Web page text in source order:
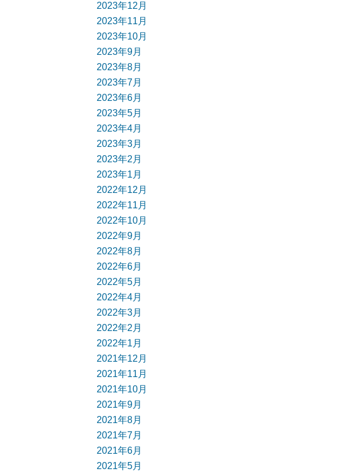
2023年12月
2023年11月
2023年10月
2023年9月
2023年8月
2023年7月
2023年6月
2023年5月
2023年4月
2023年3月
2023年2月
2023年1月
2022年12月
2022年11月
2022年10月
2022年9月
2022年8月
2022年6月
2022年5月
2022年4月
2022年3月
2022年2月
2022年1月
2021年12月
2021年11月
2021年10月
2021年9月
2021年8月
2021年7月
2021年6月
2021年5月